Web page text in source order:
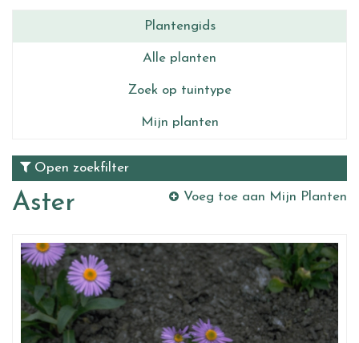
Plantengids
Alle planten
Zoek op tuintype
Mijn planten
Open zoekfilter
Aster Voeg toe aan Mijn Planten